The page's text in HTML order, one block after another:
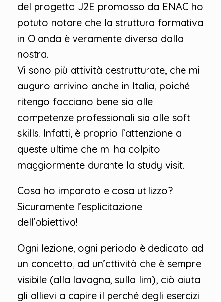
del progetto J2E promosso da ENAC ho
potuto notare che la struttura formativa
in Olanda è veramente diversa dalla
nostra.
Vi sono più attività destrutturate, che mi
auguro arrivino anche in Italia, poiché
ritengo facciano bene sia alle
competenze professionali sia alle soft
skills. Infatti, è proprio l’attenzione a
queste ultime che mi ha colpito
maggiormente durante la study visit.
Cosa ho imparato e cosa utilizzo?
Sicuramente l’esplicitazione
dell’obiettivo!
Ogni lezione, ogni periodo è dedicato ad
un concetto, ad un’attività che è sempre
visibile (alla lavagna, sulla lim), ciò aiuta
gli allievi a capire il perché degli esercizi